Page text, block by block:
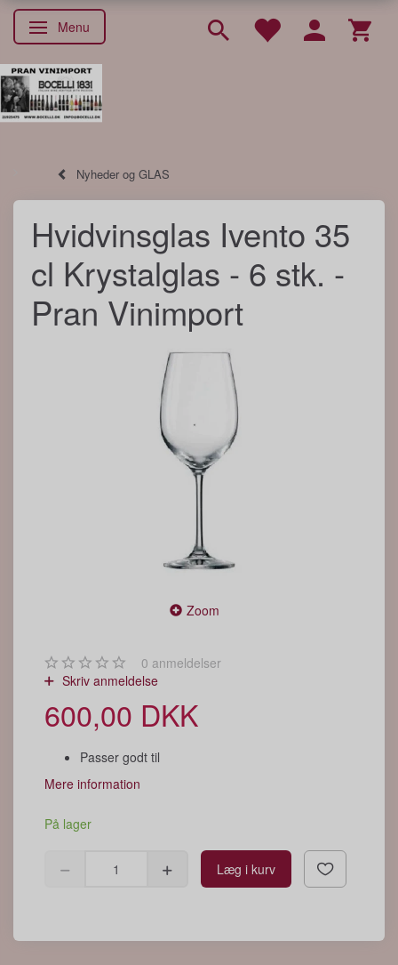
Skifte navigation
Menu
Nyheder og GLAS
Hvidvinsglas Ivento 35
cl Krystalglas - 6 stk. -
Pran Vinimport
Zoom
0 anmeldelser
Skriv anmeldelse
600,00 DKK
Passer godt til
Mere information
På lager
Læg i kurv